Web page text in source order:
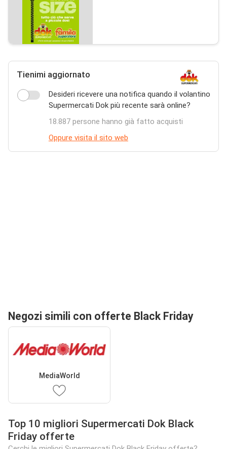
Tienimi aggiornato
Desideri ricevere una notifica quando il volantino
Supermercati Dok più recente sarà online?
18.887 persone hanno già fatto acquisti
Oppure visita il sito web
Negozi simili con offerte Black Friday
MediaWorld
Top 10 migliori Supermercati Dok Black
Friday offerte